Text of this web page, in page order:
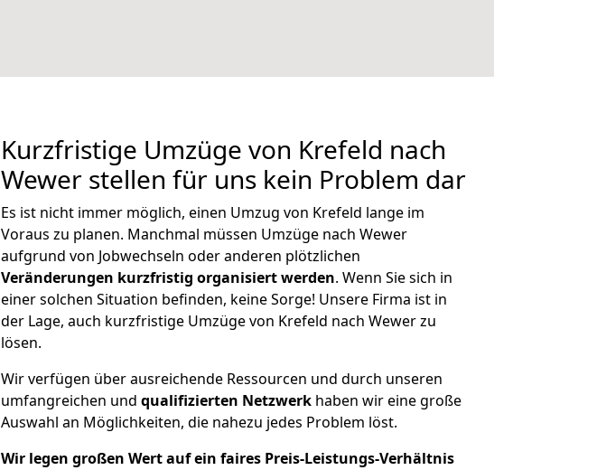
Kurzfristige Umzüge von Krefeld nach
Wewer stellen für uns kein Problem dar
Es ist nicht immer möglich, einen Umzug von Krefeld lange im
Voraus zu planen. Manchmal müssen Umzüge nach Wewer
aufgrund von Jobwechseln oder anderen plötzlichen
Veränderungen kurzfristig organisiert werden. Wenn Sie sich in
einer solchen Situation befinden, keine Sorge! Unsere Firma ist in
der Lage, auch kurzfristige Umzüge von Krefeld nach Wewer zu
lösen.
Wir verfügen über ausreichende Ressourcen und durch unseren
umfangreichen und qualifizierten Netzwerk haben wir eine große
Auswahl an Möglichkeiten, die nahezu jedes Problem löst.
Wir legen großen Wert auf ein faires Preis-Leistungs-Verhältnis